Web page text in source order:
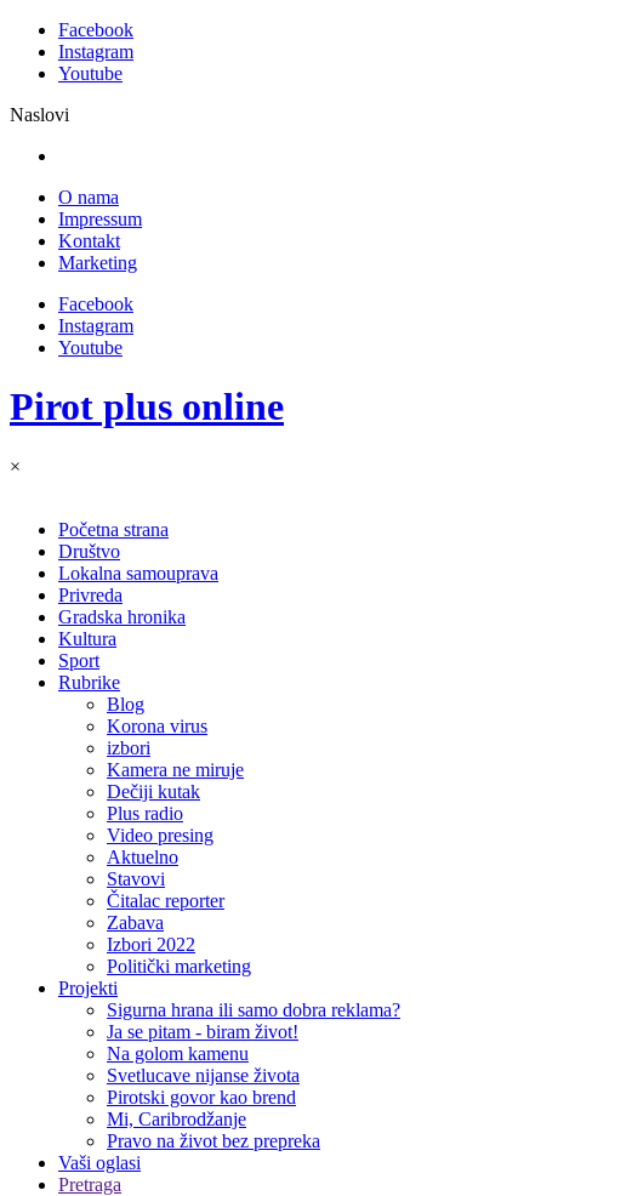
Facebook
Instagram
Youtube
Naslovi
O nama
Impressum
Kontakt
Marketing
Facebook
Instagram
Youtube
Pirot plus online
×
Početna strana
Društvo
Lokalna samouprava
Privreda
Gradska hronika
Kultura
Sport
Rubrike
Blog
Korona virus
izbori
Kamera ne miruje
Dečiji kutak
Plus radio
Video presing
Aktuelno
Stavovi
Čitalac reporter
Zabava
Izbori 2022
Politički marketing
Projekti
Sigurna hrana ili samo dobra reklama?
Ja se pitam - biram život!
Na golom kamenu
Svetlucave nijanse života
Pirotski govor kao brend
Mi, Caribrodžanje
Pravo na život bez prepreka
Vaši oglasi
Pretraga